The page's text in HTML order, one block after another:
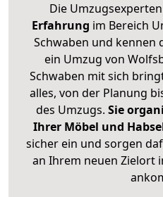
Die
Erfahrung im Bereich
Schwaben und kennen
ein Umzug von
Schwaben mit sich
alles, von der Planung
des Umzugs. Sie
Ihrer Möbel und
sicher ein und sorgen
an Ihrem neuen Zielort